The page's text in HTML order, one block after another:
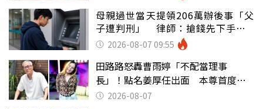
母親過世當天提領206萬辦後事「父
子遭判刑」 律師：搶錢先下手是
罪 2026-08-07 09:55
田路路怒轟曹雨婷「不配當理事
長」！點名姜厚任出面 本尊首度回
應了2026-08-07